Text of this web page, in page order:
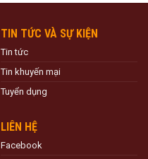
TIN TỨC VÀ SỰ KIỆN
Tin tức
Tin khuyến mại
Tuyển dụng
LIÊN HỆ
Facebook